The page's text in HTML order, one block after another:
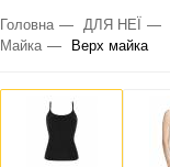
Головна ДЛЯ НЕЇ
Майка
Верх майка